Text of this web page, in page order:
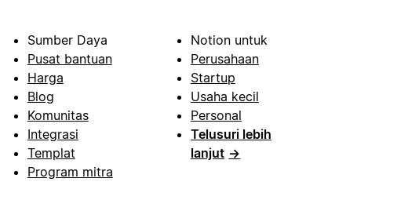
Sumber Daya
Pusat bantuan
Harga
Blog
Komunitas
Integrasi
Templat
Program mitra
Notion untuk
Perusahaan
Startup
Usaha kecil
Personal
Telusuri lebih
lanjut →